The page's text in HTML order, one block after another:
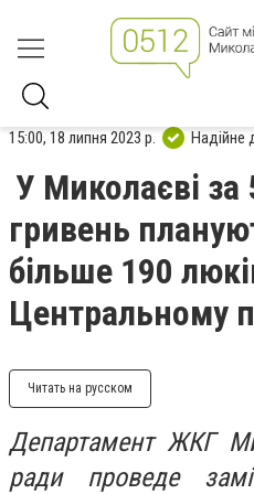
15:00, 18 липня 2023 р. Надійне
У Миколаєві за
гривень
більше 190
Центральному
Читать на русском
Департамент ЖКГ
ради проведе